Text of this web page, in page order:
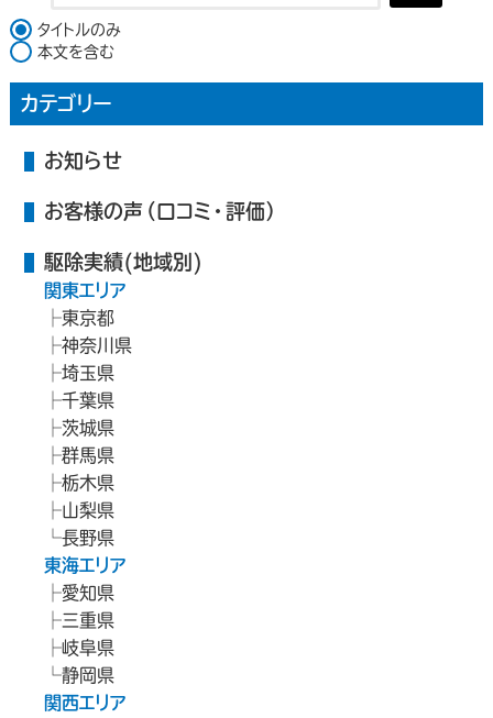
検索対象
タイトルのみ
本文を含む
カテゴリー
お知らせ
お客様の声（口コミ・評価）
駆除実績(地域別)
関東エリア
東京都
神奈川県
埼玉県
千葉県
茨城県
群馬県
栃木県
山梨県
長野県
東海エリア
愛知県
三重県
岐阜県
静岡県
関西エリア